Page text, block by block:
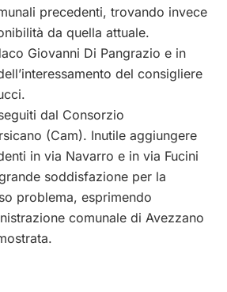
precedenti, trovando invece
da quella attuale.
Giovanni Di Pangrazio e in
del consigliere
dal Consorzio
(Cam). Inutile aggiungere
in via Navarro e in via Fucini
soddisfazione per la
problema, esprimendo
comunale di Avezzano